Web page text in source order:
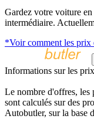
Gardez votre voiture
intermédiaire.
*Voir comment les prix
Informations sur les
Le nombre d'offres, les
sont calculés sur des
Autobutler, sur la base